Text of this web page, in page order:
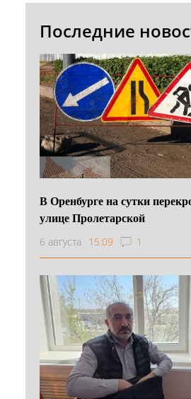
Последние
В Оренбурге на сутки
улице Пролетарской
6 августа 15:09 1